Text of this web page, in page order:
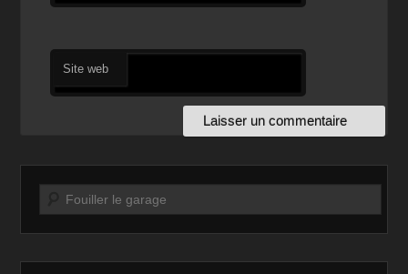
Site web
Recherche